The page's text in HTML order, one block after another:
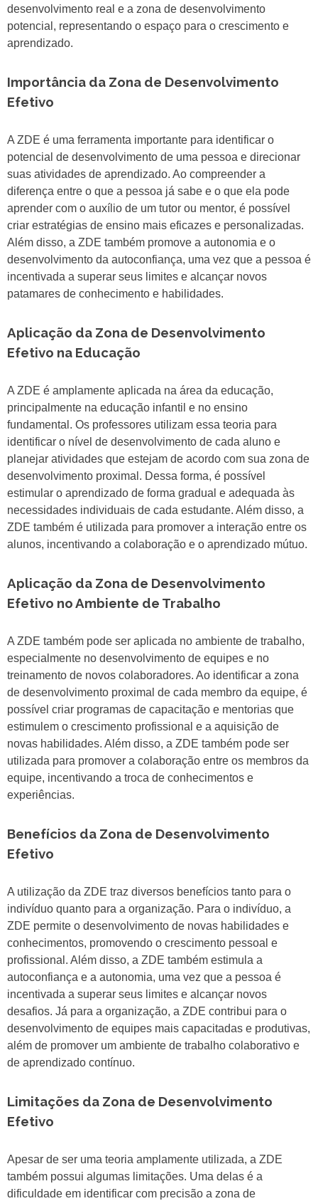
desenvolvimento real e a zona de desenvolvimento
potencial, representando o espaço para o crescimento e
aprendizado.
Importância da Zona de Desenvolvimento
Efetivo
A ZDE é uma ferramenta importante para identificar o
potencial de desenvolvimento de uma pessoa e direcionar
suas atividades de aprendizado. Ao compreender a
diferença entre o que a pessoa já sabe e o que ela pode
aprender com o auxílio de um tutor ou mentor, é possível
criar estratégias de ensino mais eficazes e personalizadas.
Além disso, a ZDE também promove a autonomia e o
desenvolvimento da autoconfiança, uma vez que a pessoa é
incentivada a superar seus limites e alcançar novos
patamares de conhecimento e habilidades.
Aplicação da Zona de Desenvolvimento
Efetivo na Educação
A ZDE é amplamente aplicada na área da educação,
principalmente na educação infantil e no ensino
fundamental. Os professores utilizam essa teoria para
identificar o nível de desenvolvimento de cada aluno e
planejar atividades que estejam de acordo com sua zona de
desenvolvimento proximal. Dessa forma, é possível
estimular o aprendizado de forma gradual e adequada às
necessidades individuais de cada estudante. Além disso, a
ZDE também é utilizada para promover a interação entre os
alunos, incentivando a colaboração e o aprendizado mútuo.
Aplicação da Zona de Desenvolvimento
Efetivo no Ambiente de Trabalho
A ZDE também pode ser aplicada no ambiente de trabalho,
especialmente no desenvolvimento de equipes e no
treinamento de novos colaboradores. Ao identificar a zona
de desenvolvimento proximal de cada membro da equipe, é
possível criar programas de capacitação e mentorias que
estimulem o crescimento profissional e a aquisição de
novas habilidades. Além disso, a ZDE também pode ser
utilizada para promover a colaboração entre os membros da
equipe, incentivando a troca de conhecimentos e
experiências.
Benefícios da Zona de Desenvolvimento
Efetivo
A utilização da ZDE traz diversos benefícios tanto para o
indivíduo quanto para a organização. Para o indivíduo, a
ZDE permite o desenvolvimento de novas habilidades e
conhecimentos, promovendo o crescimento pessoal e
profissional. Além disso, a ZDE também estimula a
autoconfiança e a autonomia, uma vez que a pessoa é
incentivada a superar seus limites e alcançar novos
desafios. Já para a organização, a ZDE contribui para o
desenvolvimento de equipes mais capacitadas e produtivas,
além de promover um ambiente de trabalho colaborativo e
de aprendizado contínuo.
Limitações da Zona de Desenvolvimento
Efetivo
Apesar de ser uma teoria amplamente utilizada, a ZDE
também possui algumas limitações. Uma delas é a
dificuldade em identificar com precisão a zona de